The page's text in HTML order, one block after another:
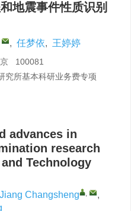
地震事件性质识别
, 任梦依, 王婷婷
京 100081
究所基本科研业务费专项
advances in
research
Technology
Jiang Changsheng ,
,